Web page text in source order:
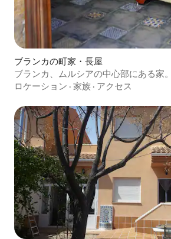
ブランカの町家・長屋
ブランカ、ムルシアの中心部にある家
ロケーション · 家族 · アクセス